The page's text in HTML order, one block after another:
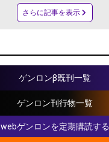
さらに記事を表示
ゲンロンβ既刊一覧
ゲンロン刊行物一覧
webゲンロンを定期購読する